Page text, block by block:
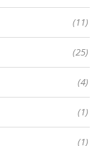
(11)
(25)
(4)
(1)
(1)